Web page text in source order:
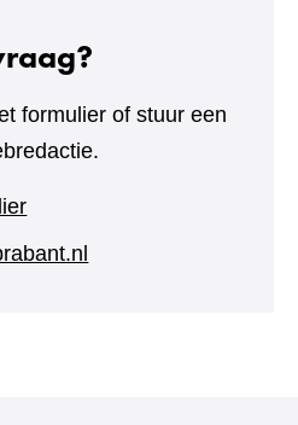
formulier of stuur een
(verwijst
naar